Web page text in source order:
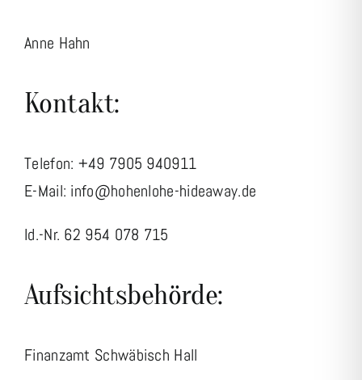
Anne Hahn
Kontakt:
Telefon: +49 7905 940911
E-Mail: info@hohenlohe-hideaway.de
Id.-Nr. 62 954 078 715
Aufsichtsbehörde:
Finanzamt Schwäbisch Hall